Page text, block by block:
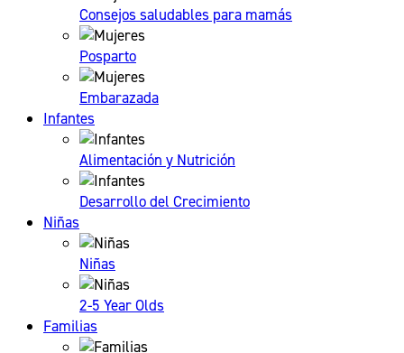
Consejos saludables para mamás
Posparto
Embarazada
Infantes
Alimentación y Nutrición
Desarrollo del Crecimiento
Niñas
Niñas
2-5 Year Olds
Familias